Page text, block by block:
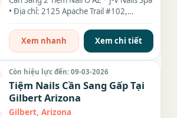
• Địa chỉ: 2125 Apache Trail #102,
Xem nhanh
Xem chi tiết
Còn hiệu lực đến: 09-03-2026
Tiệm Nails Cần Sang Gấp Tại
Gilbert Arizona
Gilbert, Arizona